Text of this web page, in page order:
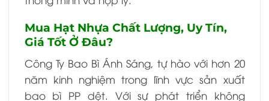
Mua Hạt Nhựa Chất Lượng, Uy Tín,
Giá Tốt Ở Đâu?
Công Ty Bao Bì Ánh Sáng, tự hào với hơn 20
năm kinh nghiệm trong lĩnh vực sản xuất
bao bì PP dệt. Với sự phát triển không